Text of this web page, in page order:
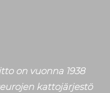
on vuonna 1938
kattojärjestö